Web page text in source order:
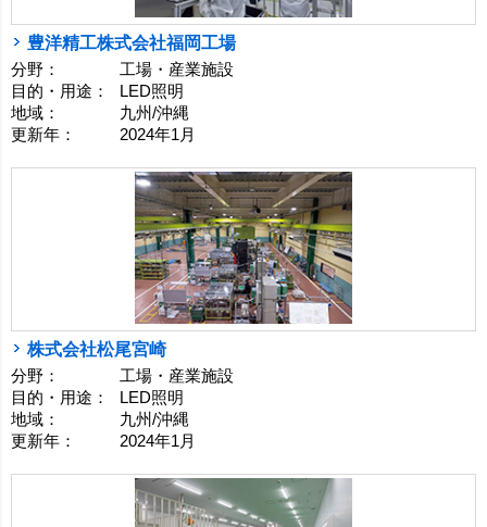
豊洋精工株式会社福岡工場
分野：
工場・産業施設
目的・用途：
LED照明
地域：
九州/沖縄
更新年：
2024年1月
株式会社松尾宮崎
分野：
工場・産業施設
目的・用途：
LED照明
地域：
九州/沖縄
更新年：
2024年1月